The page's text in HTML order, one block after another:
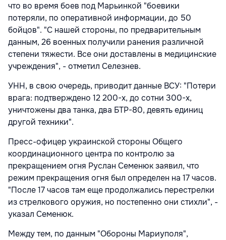
что во время боев под Марьинкой "боевики
потеряли, по оперативной информации, до 50
бойцов". "С нашей стороны, по предварительным
данным, 26 военных получили ранения различной
степени тяжести. Все они доставлены в медицинские
учреждения", - отметил Селезнев.
УНН, в свою очередь, приводит данные ВСУ: "Потери
врага: подтверждено 12 200-х, до сотни 300-х,
уничтожены два танка, два БТР-80, девять единиц
другой техники".
Пресс-офицер украинской стороны Общего
координационного центра по контролю за
прекращением огня Руслан Семенюк заявил, что
режим прекращения огня был определен на 17 часов.
"После 17 часов там еще продолжались перестрелки
из стрелкового оружия, но постепенно они стихли", -
указал Семенюк.
Между тем, по данным "Обороны Мариуполя",